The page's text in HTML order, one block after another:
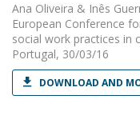
Ana Oliveira & Inês
European Conference
social work practices in
Portugal, 30/03/16
DOWNLOAD AND